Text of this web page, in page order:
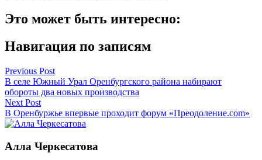
Это может быть интересно:
Навигация по записям
Previous Post
В селе Южный Урал Оренбургского района набирают
обороты два новых производства
Next Post
В Оренбуржье впервые проходит форум «Преодоление.com»
Алла Черкесатова